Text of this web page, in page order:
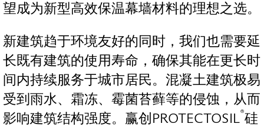
望成为新型高效保温幕墙材料的理想之选。
新建筑趋于环境友好的同时，我们也需要延
长既有建筑的使用寿命，确保其能在更长时
间内持续服务于城市居民。混凝土建筑极易
受到雨水、霜冻、霉菌苔藓等的侵蚀，从而
影响建筑结构强度。赢创PROTECTOSIL®硅